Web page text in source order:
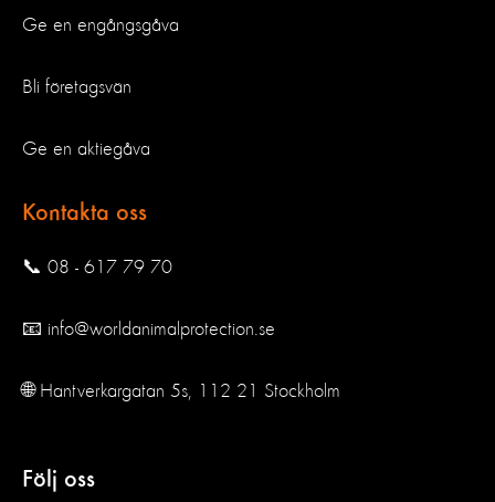
Ge en engångsgåva
Bli företagsvän
Ge en aktiegåva
Kontakta oss
📞 08 - 617 79 70
📧 info@worldanimalprotection.se
🌐 Hantverkargatan 5s, 112 21 Stockholm
Följ oss